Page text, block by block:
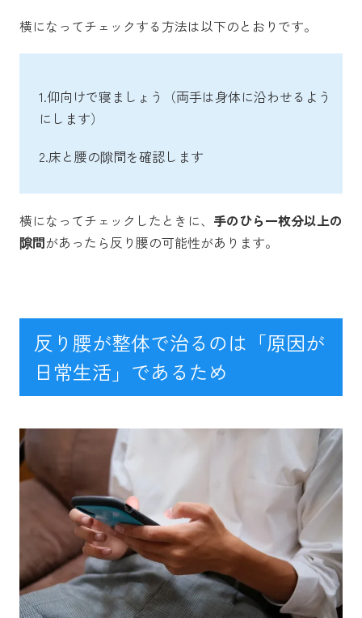
横になってチェックする方法は以下のとおりです。
1.仰向けで寝ましょう（両手は身体に沿わせるよう
にします）
2.床と腰の隙間を確認します
横になってチェックしたときに、 手のひら一枚分以上の
隙間があったら反り腰の可能性があります。
反り腰が整体で治るのは「原因が
日常生活」であるため